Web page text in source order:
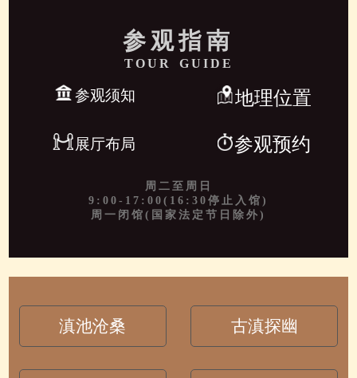
参观指南
TOUR GUIDE
参观须知 地理位置
展厅布局 参观预约
周二至周日
9:00-17:00(16:30停止入馆)
周一闭馆(国家法定节日除外)
滇池沧桑 古滇探幽